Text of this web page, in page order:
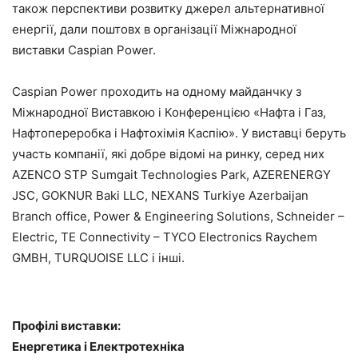
також перспективи розвитку джерел альтернативної
енергії, дали поштовх в організації Міжнародної
виставки Caspian Power.
Caspian Power проходить на одному майданчку з
Міжнародної Виставкою і Конференцією «Нафта і Газ,
Нафтопереробка і Нафтохімія Каспію». У виставці беруть
участь компанії, які добре відомі на ринку, серед них
AZENCO STP Sumgait Technologies Park, AZERENERGY
JSC, GOKNUR Baki LLC, NEXANS Turkiye Azerbaijan
Branch office, Power & Engineering Solutions, Schneider –
Electric, TE Connectivity – TYCO Electronics Raychem
GMBH, TURQUOISE LLC і інші.
Профілі виставки:
Енергетика і Електротехніка